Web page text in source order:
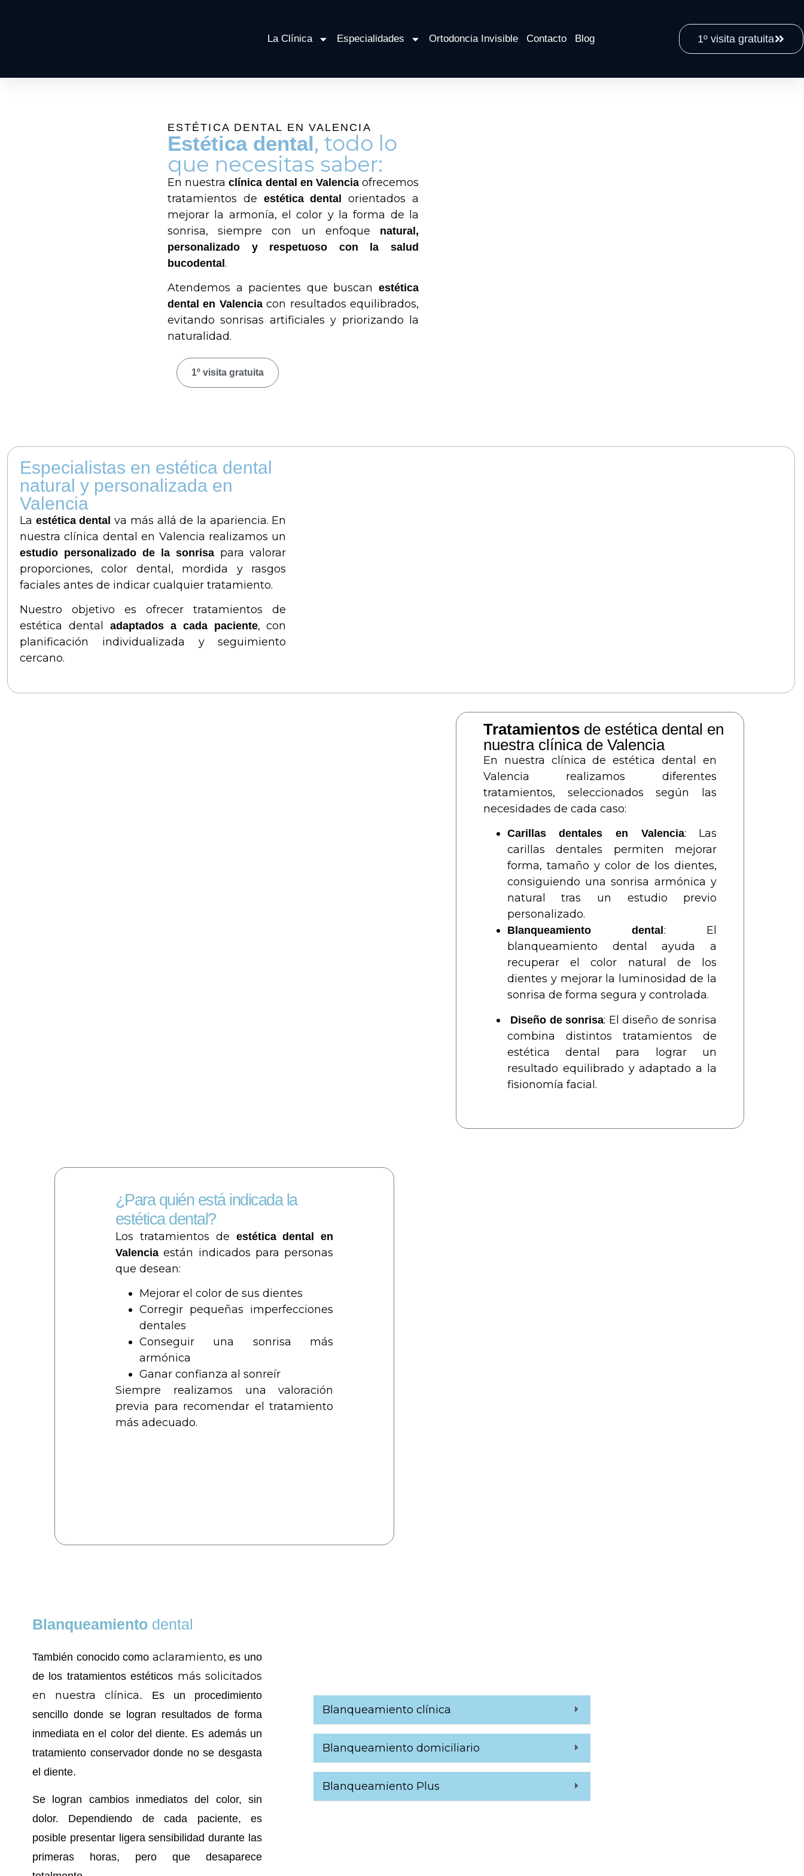
La Clínica Especialidades Ortodoncia Invisible Contacto Blog 1º visita gratuita
ESTÉTICA DENTAL EN VALENCIA
Estética dental, todo lo
que necesitas saber:
En nuestraclínica dental en Valenciaofrecemos
tratamientos de estética dental
orientados a
mejorar la armonía, el color y la forma de la
sonrisa, siempre con un enfoque natural,
personalizado y respetuoso con la salud
bucodental .
Atendemos a pacientes que buscanestética
dental en Valenciacon resultados equilibrados,
evitando sonrisas artificiales y priorizando la
naturalidad.
1º visita gratuita
Especialistas en estética dental
natural y personalizada en
Valencia
La estética dental va más allá de la apariencia. En
nuestra clínica dental en Valencia realizamos un
estudio personalizado de la sonrisapara valorar
proporciones, color dental, mordida y rasgos
faciales antes de indicar cualquier tratamiento.
Nuestro objetivo es ofrecer tratamientos de
estética dental adaptados a cada paciente, con
planificación individualizada y seguimiento
cercano.
Tratamientosde estética dental en
nuestra clínica de Valencia
En nuestra clínica de estética dental en
Valencia realizamos diferentes
tratamientos, seleccionados según las
necesidades de cada caso:
Carillas dentales en Valencia: Las
carillas dentales permiten mejorar
forma, tamaño y color de los dientes,
consiguiendo una sonrisa armónica y
natural tras un estudio previo
personalizado.
Blanqueamiento dental : El
blanqueamiento dental ayuda a
recuperar el color natural de los
dientes y mejorar la luminosidad de la
sonrisa de forma segura y controlada.
Diseño de sonrisa: El diseño de sonrisa
combina distintos tratamientos de
estética dental para lograr un
resultado equilibrado y adaptado a la
fisionomía facial.
¿Para quién está indicada la
estética dental?
Los tratamientos de estética dental en
Valenciaestán indicados para personas
que desean:
Mejorar el color de sus dientes
Corregir pequeñas imperfecciones
dentales
Conseguir una sonrisa más
armónica
Ganar confianza al sonreír
Siempre realizamos una valoración
previa para recomendar el tratamiento
más adecuado.
Blanqueamiento dental
También conocido como aclaramiento, es uno
de los tratamientos estéticos más solicitados
en nuestra clínica. Es un procedimiento
sencillo donde se logran resultados de forma
inmediata en el color del diente. Es además un
tratamiento conservador donde no se desgasta
el diente.
Se logran cambios inmediatos del color, sin
dolor. Dependiendo de cada paciente, es
posible presentar ligera sensibilidad durante las
primeras horas, pero que desaparece
Blanqueamiento clínica
Blanqueamiento domiciliario
Blanqueamiento Plus